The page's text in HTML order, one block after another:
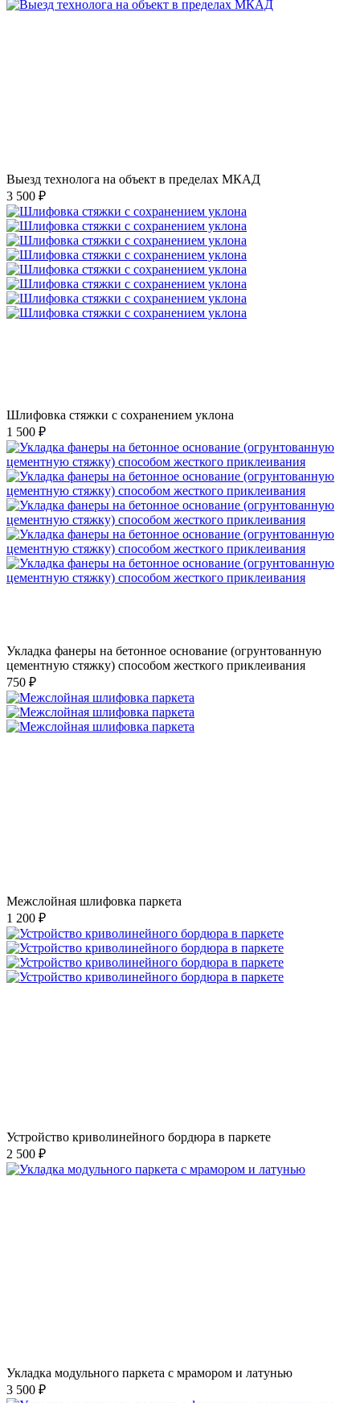
Выезд технолога на объект в пределах МКАД
3 500 ₽
Шлифовка стяжки с сохранением уклона
1 500 ₽
Укладка фанеры на бетонное основание (огрунтованную
цементную стяжку) способом жесткого приклеивания
750 ₽
Межслойная шлифовка паркета
1 200 ₽
Устройство криволинейного бордюра в паркете
2 500 ₽
Укладка модульного паркета с мрамором и латунью
3 500 ₽